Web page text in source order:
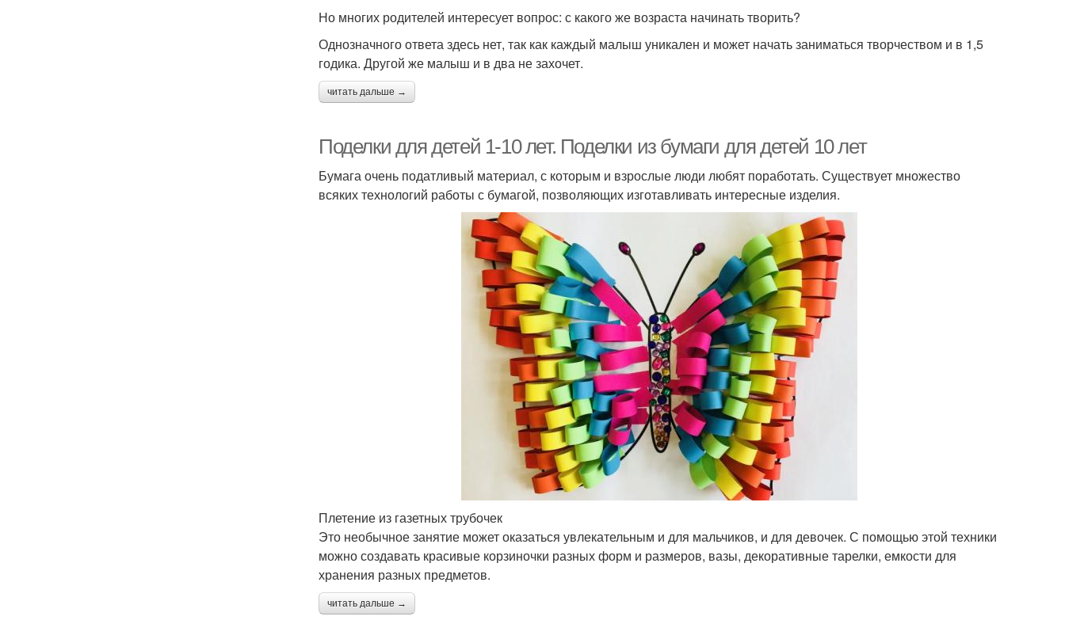
Но многих родителей интересует вопрос: с какого же возраста начинать творить?
Однозначного ответа здесь нет, так как каждый малыш уникален и может начать заниматься творчеством и в 1,5
годика. Другой же малыш и в два не захочет.
читать дальше →
Поделки для детей 1-10 лет. Поделки из бумаги для детей 10 лет
Бумага очень податливый материал, с которым и взрослые люди любят поработать. Существует множество
всяких технологий работы с бумагой, позволяющих изготавливать интересные изделия.
Плетение из газетных трубочек
Это необычное занятие может оказаться увлекательным и для мальчиков, и для девочек. С помощью этой техники
можно создавать красивые корзиночки разных форм и размеров, вазы, декоративные тарелки, емкости для
хранения разных предметов.
читать дальше →